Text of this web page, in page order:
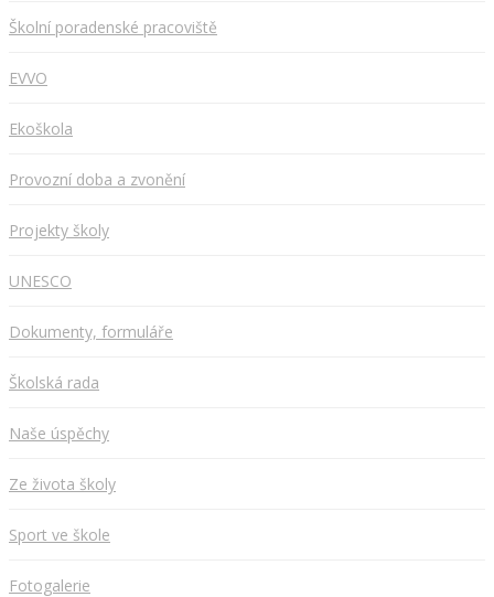
Školní poradenské pracoviště
EVVO
Ekoškola
Provozní doba a zvonění
Projekty školy
UNESCO
Dokumenty, formuláře
Školská rada
Naše úspěchy
Ze života školy
Sport ve škole
Fotogalerie